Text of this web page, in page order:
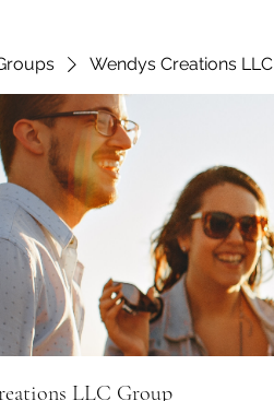
Wendys Creations
LLC Group